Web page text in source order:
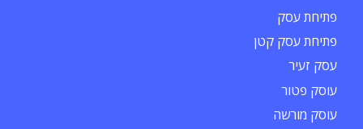
פתיחת עסק
פתיחת עסק קטן
עסק זעיר
עוסק פטור
עוסק מורשה